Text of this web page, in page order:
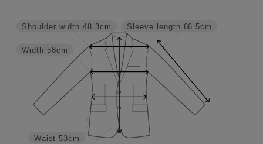
Sleeve length 66.5cm
Waist 53cm
Width 58cm
Shoulder width 48.3cm